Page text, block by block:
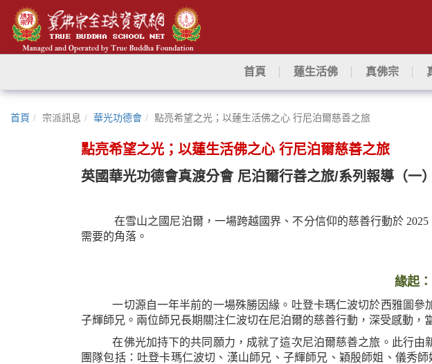
首頁 蓮生活佛 真佛宗
首頁 宗派訊息 華光功德會 點亮希望之光；以蓮生活佛之心 行尼泊爾慈善之旅
點亮希望之光；以蓮生活佛之心 行尼泊爾慈善之旅
英國華光功德會真渡分會 尼泊爾行善之旅/系列報導（一）
在雪山之國尼泊爾，一場跨越國界、不分信仰的慈善行動於
需要的角落。
緣起
一切源自一年半前的一場殊勝因緣。吐登卡瑪仁波切於西雅圖參加
子輝師兄。兩位師兄長期關注仁波切在尼泊爾的慈善行動，深受感動，
在佛光加持下的共同願力，成就了這次尼泊爾慈善之旅。 此行由
團隊包括：吐登卡瑪仁波切、漢山師兄、子輝師兄、穎殷師姐、儀秀